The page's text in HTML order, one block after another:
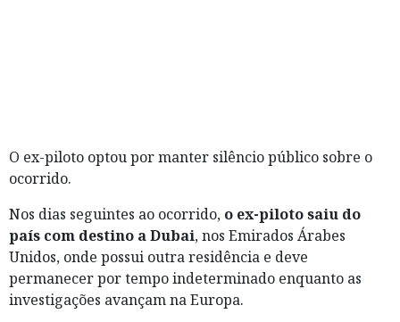
O ex-piloto optou por manter silêncio público sobre o
ocorrido.
Nos dias seguintes ao ocorrido, o ex-piloto saiu do
país com destino a Dubai, nos Emirados Árabes
Unidos, onde possui outra residência e deve
permanecer por tempo indeterminado enquanto as
investigações avançam na Europa.